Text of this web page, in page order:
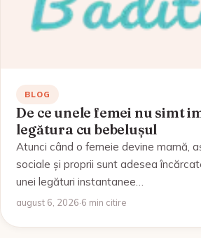
BLOG
De ce unele femei nu simt
legătura cu bebelușul
Atunci când o femeie devine mamă,
sociale și proprii sunt adesea
unei legături instantanee…
august 6, 2026·6 min citire